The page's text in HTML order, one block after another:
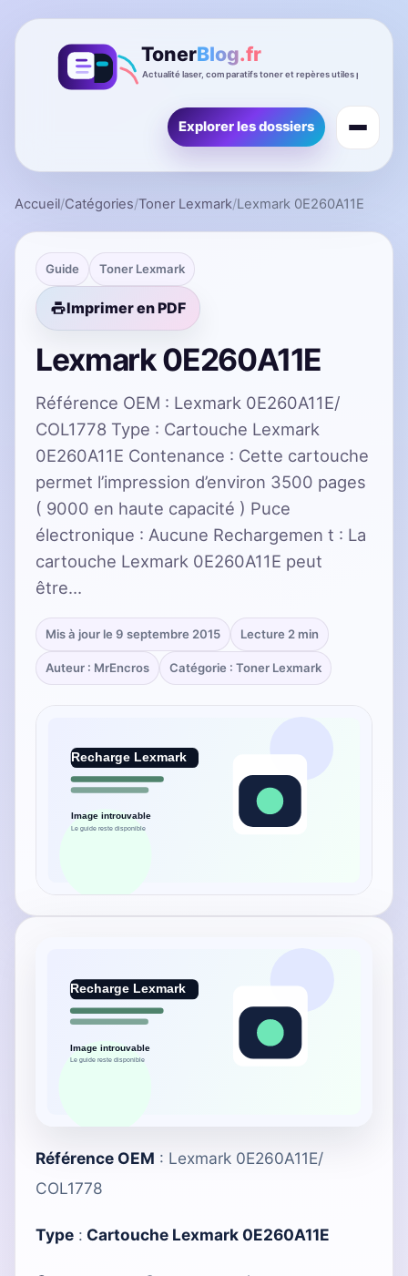
Explorer les dossiers
Accueil/Catégories/Toner Lexmark/Lexmark 0E260A11E
Guide Toner Lexmark
Imprimer en PDF
Lexmark 0E260A11E
Référence OEM : Lexmark 0E260A11E/
COL1778 Type : Cartouche Lexmark
0E260A11E Contenance : Cette cartouche
permet l’impression d’environ 3500 pages
( 9000 en haute capacité ) Puce
électronique : Aucune Rechargemen t : La
cartouche Lexmark 0E260A11E peut
être…
Mis à jour le 9 septembre 2015 Lecture 2 min
Auteur : MrEncros Catégorie : Toner Lexmark
Référence OEM : Lexmark 0E260A11E/
COL1778
Type : Cartouche Lexmark 0E260A11E